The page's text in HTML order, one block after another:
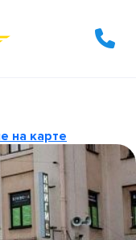
на карте